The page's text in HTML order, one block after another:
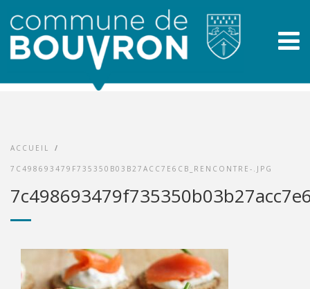
ACCUEIL /
7C498693479F735350B03B27ACC7E6CB_RENCONTRE-.JPG